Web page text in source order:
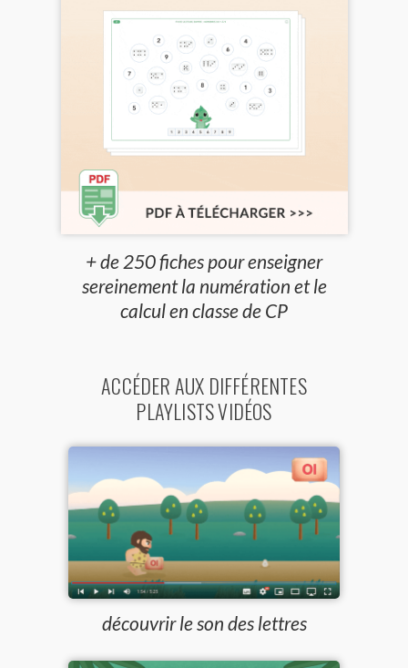
+ de 250 fiches pour enseigner
sereinement la numération et le
calcul en classe de CP
ACCÉDER AUX DIFFÉRENTES
PLAYLISTS VIDÉOS
découvrir le son des lettres